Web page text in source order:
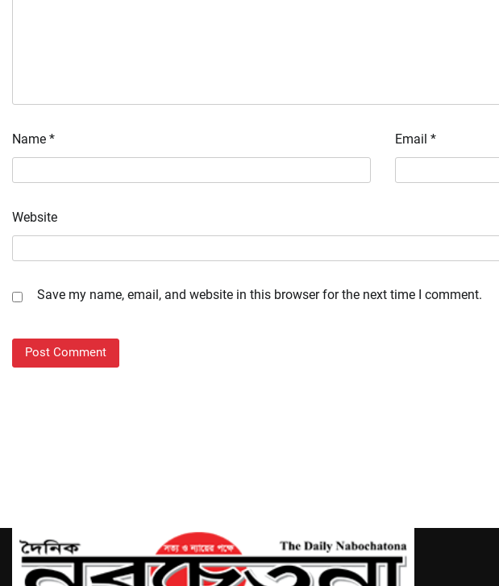
Name * Email *
Website
Save my name, email, and website in this browser for the next time I comment.